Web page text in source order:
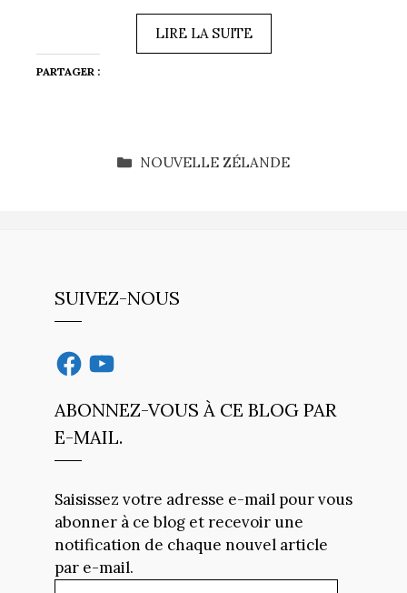
LIRE LA SUITE
PARTAGER :
CATÉGORIES
NOUVELLE ZÉLANDE
SUIVEZ-NOUS
FacebookYouTube
ABONNEZ-VOUS À CE BLOG PAR
E-MAIL.
Saisissez votre adresse e-mail pour vous
abonner à ce blog et recevoir une
notification de chaque nouvel article
par e-mail.